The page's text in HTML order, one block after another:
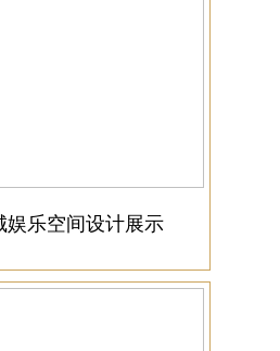
娱乐空间设计展示